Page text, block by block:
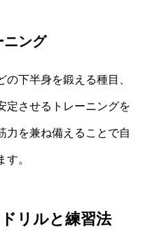
ニング
下半身を鍛える種目、
定させるトレーニングを
力を兼ね備えることで自
。
リルと練習法